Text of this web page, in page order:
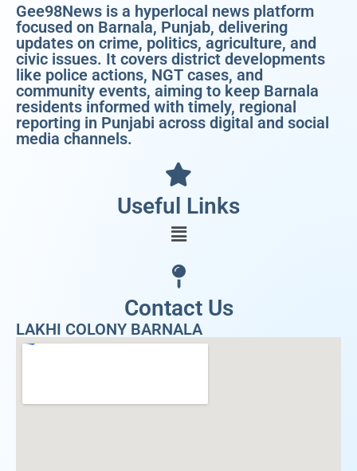
Gee98News is a hyperlocal news platform
focused on Barnala, Punjab, delivering
updates on crime, politics, agriculture, and
civic issues. It covers district developments
like police actions, NGT cases, and
community events, aiming to keep Barnala
residents informed with timely, regional
reporting in Punjabi across digital and social
media channels.
Useful Links
Contact Us
LAKHI COLONY BARNALA